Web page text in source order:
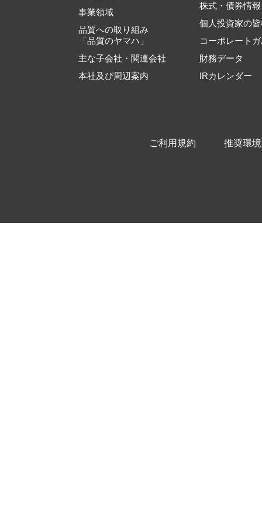
事業領域
品質への取り組み
「品質のヤマハ」
主な子会社・関連会社
本社及び周辺案内
株式・債券情報
個人投資家の
コーポレート
財務データ
IRカレンダー
ご利用規約 推奨環境